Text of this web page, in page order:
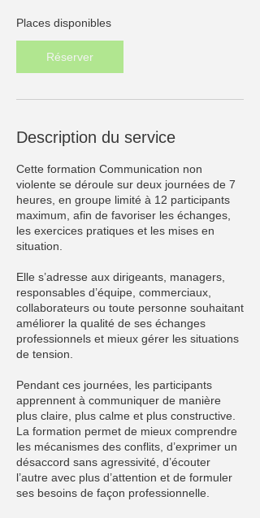
.
Places disponibles
Réserver
Description du service
Cette formation Communication non
violente se déroule sur deux journées de 7
heures, en groupe limité à 12 participants
maximum, afin de favoriser les échanges,
les exercices pratiques et les mises en
situation.
Elle s’adresse aux dirigeants, managers,
responsables d’équipe, commerciaux,
collaborateurs ou toute personne souhaitant
améliorer la qualité de ses échanges
professionnels et mieux gérer les situations
de tension.
Pendant ces journées, les participants
apprennent à communiquer de manière
plus claire, plus calme et plus constructive.
La formation permet de mieux comprendre
les mécanismes des conflits, d’exprimer un
désaccord sans agressivité, d’écouter
l’autre avec plus d’attention et de formuler
ses besoins de façon professionnelle.